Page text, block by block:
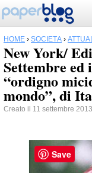
HOME › SOCIETÀ ›
New York/
Settembre ed
“ordigno
mondo”, di
Creato il 11 settembre
Save